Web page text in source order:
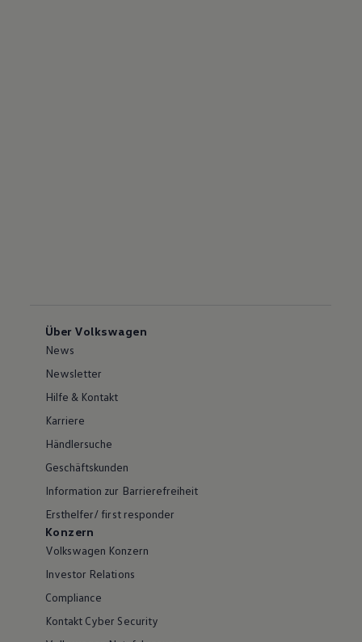
Über Volkswagen
News
Newsletter
Hilfe & Kontakt
Karriere
Händlersuche
Geschäftskunden
Information zur Barrierefreiheit
Ersthelfer/ first responder
Konzern
Volkswagen Konzern
Investor Relations
Compliance
Kontakt Cyber Security